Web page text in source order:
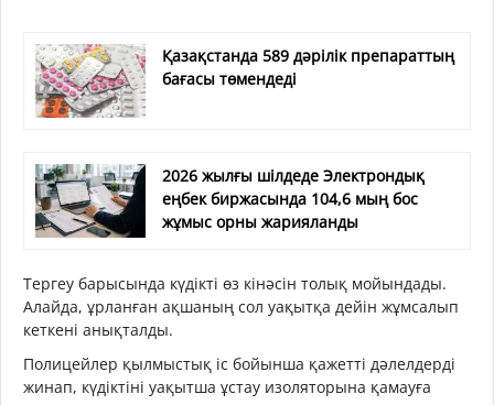
Қазақстанда 589 дәрілік препараттың
бағасы төмендеді
2026 жылғы шілдеде Электрондық
еңбек биржасында 104,6 мың бос
жұмыс орны жарияланды
Тергеу барысында күдікті өз кінәсін толық мойындады.
Алайда, ұрланған ақшаның сол уақытқа дейін жұмсалып
кеткені анықталды.
Полицейлер қылмыстық іс бойынша қажетті дәлелдерді
жинап, күдіктіні уақытша ұстау изоляторына қамауға